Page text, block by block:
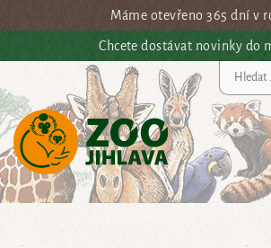
Přejít na hlavní obsahMáme otevřeno 365 dní v
Chcete dostávat novinky do